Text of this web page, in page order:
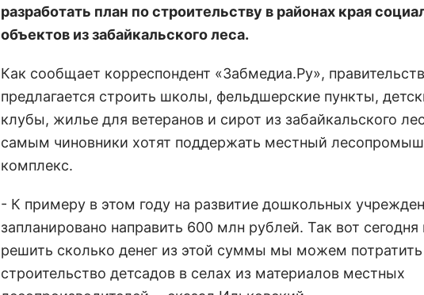
разработать план по строительству в районах края
объектов из забайкальского леса.
Как сообщает корреспондент «Забмедиа.Ру»,
предлагается строить школы, фельдшерские пункты,
клубы, жилье для ветеранов и сирот из забайкальского
самым чиновники хотят поддержать местный
комплекс.
- К примеру в этом году на развитие дошкольных
запланировано направить 600 млн рублей. Так вот
решить сколько денег из этой суммы мы можем потратить
строительство детсадов в селах из материалов местных